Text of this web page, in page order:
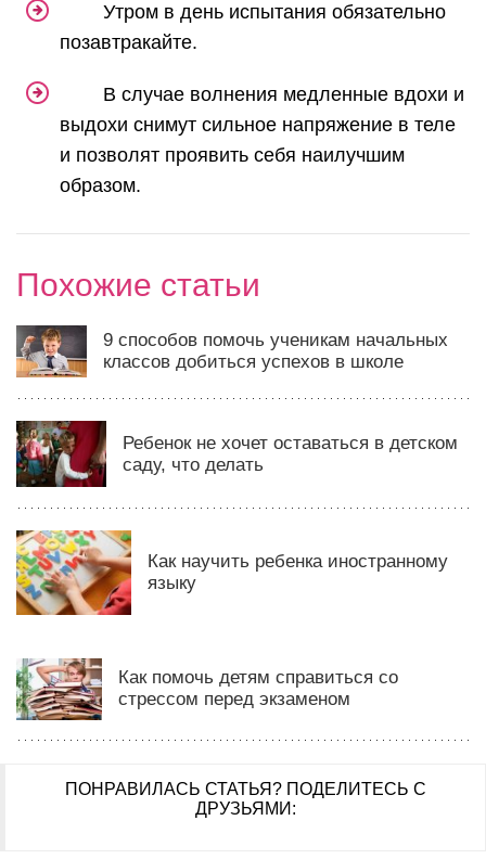
Утром в день испытания обязательно
позавтракайте.
В случае волнения медленные вдохи и
выдохи снимут сильное напряжение в теле
и позволят проявить себя наилучшим
образом.
Похожие статьи
9 способов помочь ученикам начальных
классов добиться успехов в школе
Ребенок не хочет оставаться в детском
саду, что делать
Как научить ребенка иностранному
языку
Как помочь детям справиться со
стрессом перед экзаменом
ПОНРАВИЛАСЬ СТАТЬЯ? ПОДЕЛИТЕСЬ С
ДРУЗЬЯМИ: